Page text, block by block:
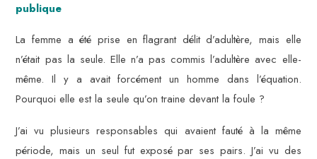
publique
La femme a été prise en flagrant délit d’adultère, mais elle
n’était pas la seule. Elle n’a pas commis l’adultère avec elle-
même. Il y a avait forcément un homme dans l’équation.
Pourquoi elle est la seule qu’on traine devant la foule ?
J’ai vu plusieurs responsables qui avaient fauté à la même
période, mais un seul fut exposé par ses pairs. J’ai vu des